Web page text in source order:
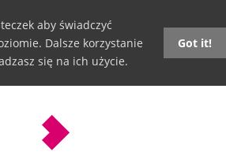
aby świadczyć
Dalsze korzystanie
się na ich użycie.
Got it!